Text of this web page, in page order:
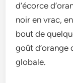
d’écorce­
noir en vrac,
bout de­
goût d’orange
globale­.